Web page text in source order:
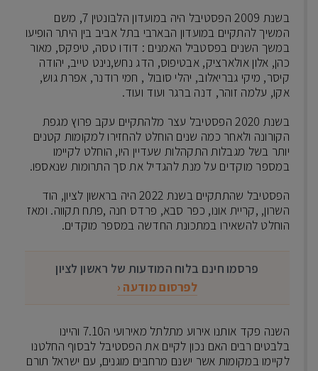
בשנת 2009 הפסטיבל היה במועדון הלבונטין 7, משם
המשיך להתקיים במועדון הבארבי בתל אביב בין היתר הופיעו
במשך השנים בפסטביל האמנים : דודו טסה, טיפקס, מאור
כהן, אלון אולארציק, אבטיפוס, הדג נחש,נינט טייב, יהודה
קיסר, מיקי גבריאלוב, יהלי סובול , חמי רודנר, אפרת גוש,
אקו, עלמה זוהר, דנה ברגר ועוד ועוד.
בשנת 2020 הפסטיבל עצר מלהתקיים עקב פרוץ מגפת
הקורונה ולאחר כמה שנים הוחלט להחזירו למקומות קטנים
יותר בשל מגבלות התקהלות שעדיין היו, הוחלט לקיימו
במספר מוקדים על מנת להגדיל את סך התרומות שנאספו.
הפסטיבל שהתתקיים בשנת 2022 היה בראשון לציון, הוד
השרון, ,קריית אונו, כפר סבא, פרדס חנה ,פתח תקווה. ומאז
הוחלט להשאירו במתכונת החדשה במספר מוקדים.
פרסמו חינם בלוח המודעות של ראשון לציון
לפרסום מודעה ‹
השנה פקד אותנו אירוע מתלתל מאירועי ה7.10 והיינו
בלבטים רבים האם נכון לקיים את הפסטיבל לבסוף החלטנו
לקיימו במקומות אשר ישנם מרחבים מוגנים, עם ישראל תורם